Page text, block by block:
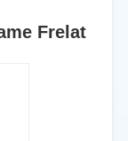
Frelat